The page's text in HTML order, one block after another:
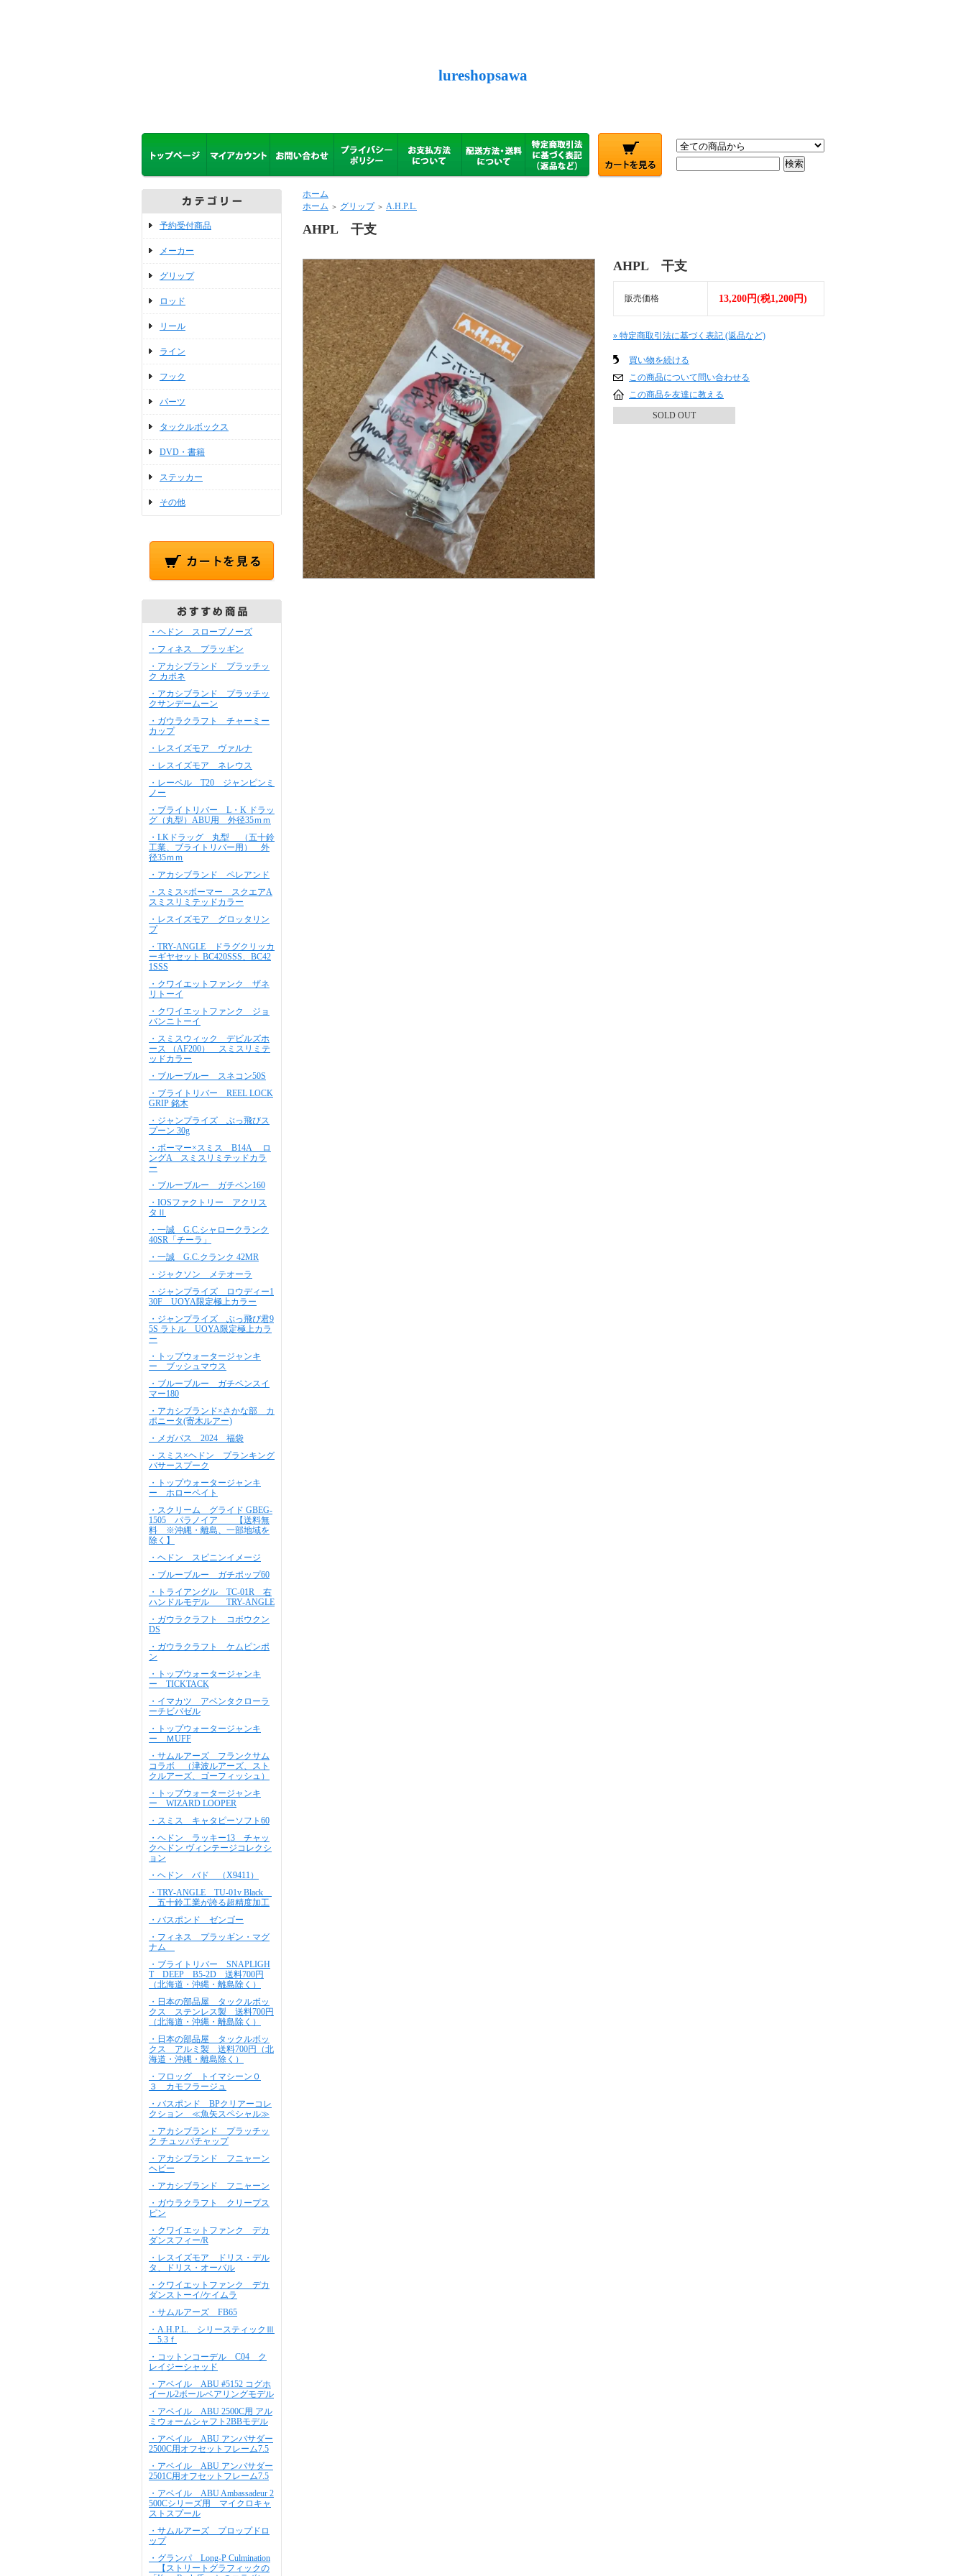
lureshopsawa
予約受付商品
メーカー
グリップ
ロッド
リール
ライン
フック
パーツ
タックルボックス
DVD・書籍
ステッカー
その他
・ヘドン スロープノーズ
・フィネス プラッギン
・アカシブランド プラッチッ
ク カポネ
・アカシブランド プラッチッ
クサンデームーン
・ガウラクラフト チャーミー
カップ
・レスイズモア ヴァルナ
・レスイズモア ネレウス
・レーベル T20 ジャンピンミ
ノー
・ブライトリバー L・K ドラッ
グ（丸型）ABU用 外径35ｍｍ
・LKドラッグ 丸型 （五十鈴
工業、ブライトリバー用） 外
径35ｍｍ
・アカシブランド ペレアンド
・スミス×ボーマー スクエアA
スミスリミテッドカラー
・レスイズモア グロッタリン
プ
・TRY-ANGLE ドラグクリッカ
ーギヤセット BC420SSS、BC42
1SSS
・クワイエットファンク ザネ
リトーイ
・クワイエットファンク ジョ
バンニトーイ
・スミスウィック デビルズホ
ース （AF200） スミスリミテ
ッドカラー
・ブルーブルー スネコン50S
・ブライトリバー REEL LOCK
GRIP 銘木
・ジャンプライズ ぶっ飛びス
プーン 30g
・ボーマー×スミス B14A ロ
ングA スミスリミテッドカラ
ー
・ブルーブルー ガチペン160
・IOSファクトリー アクリス
タⅡ
・一誠 G.C.シャロークランク
40SR「チーラ」
・一誠 G.C.クランク 42MR
・ジャクソン メテオーラ
・ジャンプライズ ロウディー1
30F UOYA限定極上カラー
・ジャンプライズ ぶっ飛び君9
5S ラトル UOYA限定極上カラ
ー
・トップウォータージャンキ
ー ブッシュマウス
・ブルーブルー ガチペンスイ
マー180
・アカシブランド×さかな部 カ
ポニータ(寄木ルアー)
・メガバス 2024 福袋
・スミス×ヘドン プランキング
バサースプーク
・トップウォータージャンキ
ー ホローペイト
・スクリーム グライド GBEG-
1505 パラノイア 【送料無
料 ※沖縄・離島、一部地域を
除く】
・ヘドン スピニンイメージ
・ブルーブルー ガチポップ60
・トライアングル TC-01R 右
ハンドルモデル TRY-ANGLE
・ガウラクラフト コボウクン
DS
・ガウラクラフト ケムピンポ
ン
・トップウォータージャンキ
ー TICKTACK
・イマカツ アベンタクローラ
ーチビバゼル
・トップウォータージャンキ
ー ＭUFF
・サムルアーズ フランクサム
コラボ （津波ルアーズ、スト
クルアーズ、ゴーフィッシュ）
・トップウォータージャンキ
ー WIZARD LOOPER
・スミス キャタピーソフト60
・ヘドン ラッキー13 チャッ
クヘドン ヴィンテージコレクシ
ョン
・ヘドン バド （X9411）
・TRY-ANGLE TU-01v Black
五十鈴工業が誇る超精度加工
・バスポンド ゼンゴー
・フィネス プラッギン・マグ
ナム
・ブライトリバー SNAPLIGH
T DEEP B5-2D 送料700円
（北海道・沖縄・離島除く）
・日本の部品屋 タックルボッ
クス ステンレス製 送料700円
（北海道・沖縄・離島除く）
・日本の部品屋 タックルボッ
クス アルミ製 送料700円（北
海道・沖縄・離島除く）
・フロッグ トイマシーン０
３ カモフラージュ
・バスポンド BPクリアーコレ
クション ≪魚矢スペシャル≫
・アカシブランド プラッチッ
ク チュッパチャップ
・アカシブランド フニャーン
ヘビー
・アカシブランド フニャーン
・ガウラクラフト クリープス
ピン
・クワイエットファンク デカ
ダンスフィー/R
・レスイズモア ドリス・デル
タ、ドリス・オーバル
・クワイエットファンク デカ
ダンストーイ/ケイムラ
・サムルアーズ FB65
・A.H.P.L. シリースティックⅢ
5.3ｆ
・コットンコーデル C04 ク
レイジーシャッド
・アベイル ABU #5152 コグホ
イール2ボールベアリングモデル
・アベイル ABU 2500C用 アル
ミウォームシャフト2BBモデル
・アベイル ABU アンバサダー
2500C用オフセットフレーム7.5
・アベイル ABU アンバサダー
2501C用オフセットフレーム7.5
・アベイル ABU Ambassadeur 2
500Cシリーズ用 マイクロキャ
ストスプール
・サムルアーズ プロップドロ
ップ
・グランパ Long-P Culmination
【ストリートグラフィックの
ホーム
ホーム ＞ グリップ ＞ A.H.P.L.
AHPL 干支
AHPL 干支
販売価格 13,200円(税1,200円)
» 特定商取引法に基づく表記 (返品など)
買い物を続ける
この商品について問い合わせる
この商品を友達に教える
SOLD OUT